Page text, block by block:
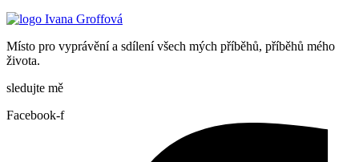
Místo pro vyprávění a sdílení všech mých příběhů, příběhů mého
života.
sledujte mě
Facebook-f